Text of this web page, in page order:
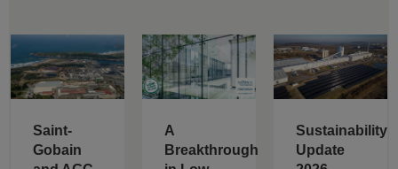
Saint-
Gobain
A
Breakthrough
Sustainability
Update